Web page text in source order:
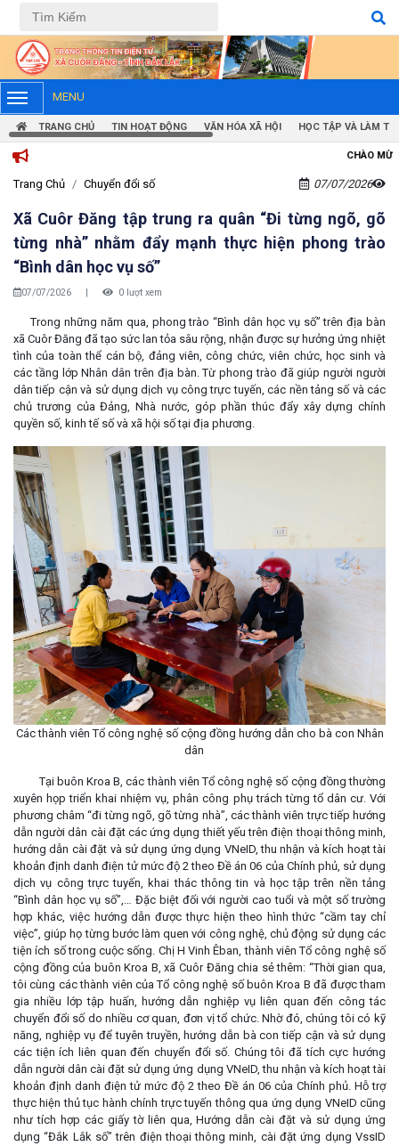
Tiếng Việt Tiếng Anh
MENU
TRANG CHỦ TIN HOẠT ĐỘNG VĂN HÓA XÃ HỘI HỌC TẬP VÀ LÀM
CHÀO MỪNG BẠN ĐẾN VỚI
Trang Chủ Chuyển đổi số 07/07/2026
Xã Cuôr Đăng tập trung ra quân “Đi từng ngõ, gõ
từng nhà” nhằm đẩy mạnh thực hiện phong trào
“Bình dân học vụ số”
07/07/2026 | 0 lượt xem
Trong những năm qua, phong trào “Bình dân học vụ số” trên địa bàn
xã Cuôr Đăng đã tạo sức lan tỏa sâu rộng, nhận được sự hưởng ứng nhiệt
tình của toàn thể cán bộ, đảng viên, công chức, viên chức, học sinh và
các tầng lớp Nhân dân trên địa bàn. Từ phong trào đã giúp người người
dân tiếp cận và sử dụng dịch vụ công trực tuyến, các nền tảng số và các
chủ trương của Đảng, Nhà nước, góp phần thúc đẩy xây dựng chính
quyền số, kinh tế số và xã hội số tại địa phương.
Các thành viên Tổ công nghệ số cộng đồng hướng dẫn cho bà con Nhân
dân
Tại buôn Kroa B, các thành viên Tổ công nghệ số cộng đồng thường
xuyên họp triển khai nhiệm vụ, phân công phụ trách từng tổ dân cư. Với
phương châm “đi từng ngõ, gõ từng nhà”, các thành viên trực tiếp hướng
dẫn người dân cài đặt các ứng dụng thiết yếu trên điện thoại thông minh,
hướng dẫn cài đặt và sử dụng ứng dụng VNeID, thu nhận và kích hoạt tài
khoản định danh điện tử mức độ 2 theo Đề án 06 của Chính phủ, sử dụng
dịch vụ công trực tuyến, khai thác thông tin và học tập trên nền tảng
“Bình dân học vụ số”,… Đặc biệt đối với người cao tuổi và một số trường
hợp khác, việc hướng dẫn được thực hiện theo hình thức “cầm tay chỉ
việc”, giúp họ từng bước làm quen với công nghệ, chủ động sử dụng các
tiện ích số trong cuộc sống. Chị H Vinh Êban, thành viên Tổ công nghệ số
cộng đồng của buôn Kroa B, xã Cuôr Đăng chia sẻ thêm: “Thời gian qua,
tôi cùng các thành viên của Tổ công nghệ số buôn Kroa B đã được tham
gia nhiều lớp tập huấn, hướng dẫn nghiệp vụ liên quan đến công tác
chuyển đổi số do nhiều cơ quan, đơn vị tổ chức. Nhờ đó, chúng tôi có kỹ
năng, nghiệp vụ để tuyên truyền, hướng dẫn bà con tiếp cận và sử dụng
các tiện ích liên quan đến chuyển đổi số. Chúng tôi đã tích cực hướng
dẫn người dân cài đặt sử dụng ứng dụng VNeID, thu nhận và kích hoạt tài
khoản định danh điện tử mức độ 2 theo Đề án 06 của Chính phủ. Hỗ trợ
thực hiện thủ tục hành chính trực tuyến thông qua ứng dụng VNeID cũng
như tích hợp các giấy tờ liên qua, Hướng dẫn cài đặt và sử dụng ứng
dụng “Đắk Lắk số” trên điện thoại thông minh, cài đặt ứng dụng VssID